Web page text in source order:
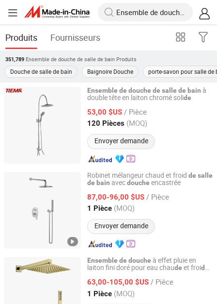
Produits Fournisseurs
351,789 Ensemble de douche de salle de bain Produits
Douche de salle de bain Baignoire Douche porte-savon pour salle de
Ensemble de douche de salle de bain à
double tête en laiton chromé solide
53,00 $US / Pièce
120 Pièces (MOQ)
Envoyer demande
Taizhou Zhengshing Valve Co., Ltd.
Zhejiang, China Depuis 2014
Robinet mélangeur chaud et froid de salle
de bain avecdouche encastrée
87,00-96,00 $US / Pièce
1 Pièce (MOQ)
Envoyer demande
Foshan Aqua Gallery Company Limited
Guangdong, China Depuis 2012
Ensemble de douche à effet pluie en
laiton fini doré pour eau chaude et froide ,
fonctions pour salle debain
63,00-105,00 $US / Pièce
1 Pièce (MOQ)
Foshan Aqua Gallery Company Limited
Guangdong, China Depuis 2012